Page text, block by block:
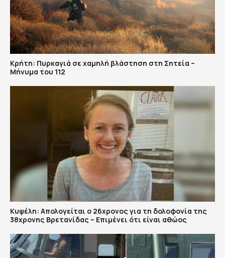
Κρήτη: Πυρκαγιά σε χαμηλή βλάστηση στη Σητεία –
Μήνυμα του 112
Κυψέλη: Απολογείται ο 26χρονος για τη δολοφονία της
38χρονης Βρετανίδας – Επιμένει ότι είναι αθώος